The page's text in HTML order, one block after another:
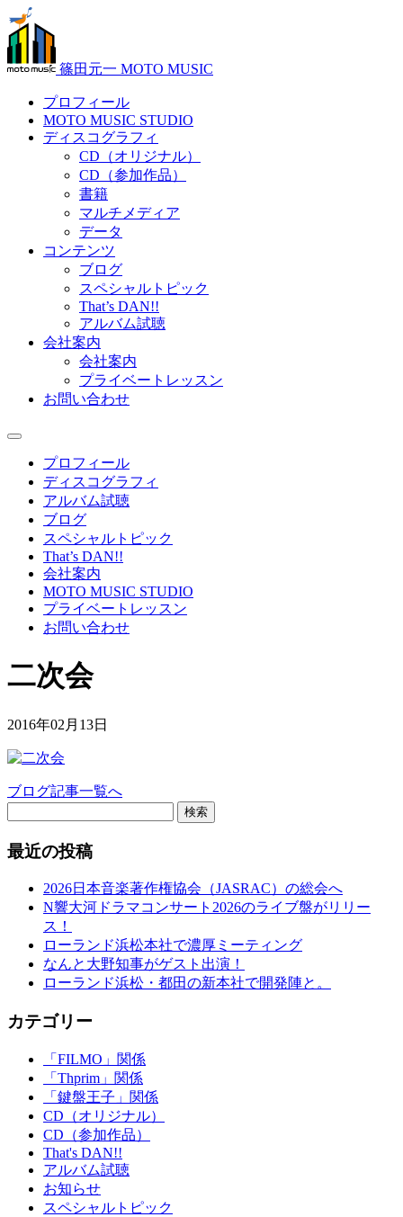
篠田元一 MOTO MUSIC
プロフィール
MOTO MUSIC STUDIO
ディスコグラフィ
CD（オリジナル）
CD（参加作品）
書籍
マルチメディア
データ
コンテンツ
ブログ
スペシャルトピック
That’s DAN!!
アルバム試聴
会社案内
会社案内
プライベートレッスン
お問い合わせ
プロフィール
ディスコグラフィ
アルバム試聴
ブログ
スペシャルトピック
That’s DAN!!
会社案内
MOTO MUSIC STUDIO
プライベートレッスン
お問い合わせ
二次会
2016年02月13日
ブログ記事一覧へ
検索
最近の投稿
2026日本音楽著作権協会（JASRAC）の総会へ
N響大河ドラマコンサート2026のライブ盤がリリー
ス！
ローランド浜松本社で濃厚ミーティング
なんと大野知事がゲスト出演！
ローランド浜松・都田の新本社で開発陣と。
カテゴリー
「FILMO」関係
「Thprim」関係
「鍵盤王子」関係
CD（オリジナル）
CD（参加作品）
That's DAN!!
アルバム試聴
お知らせ
スペシャルトピック